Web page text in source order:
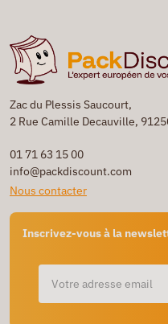
Zac du Plessis Saucourt,
2 Rue Camille Decauville,
01 71 63 15 00
info@packdiscount.com
Nous contacter
Inscrivez-vous à la